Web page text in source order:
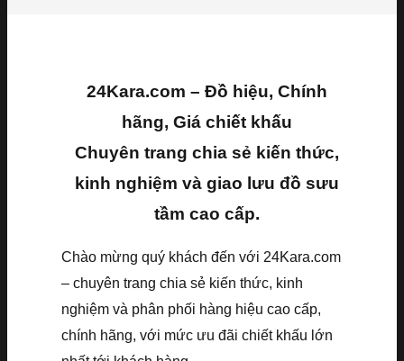
24Kara.com – Đồ hiệu, Chính
hãng, Giá chiết khấu
Chuyên trang chia sẻ kiến thức,
kinh nghiệm và giao lưu đồ sưu
tầm cao cấp.
Chào mừng quý khách đến với 24Kara.com
– chuyên trang chia sẻ kiến thức, kinh
nghiệm và phân phối hàng hiệu cao cấp,
chính hãng, với mức ưu đãi chiết khấu lớn